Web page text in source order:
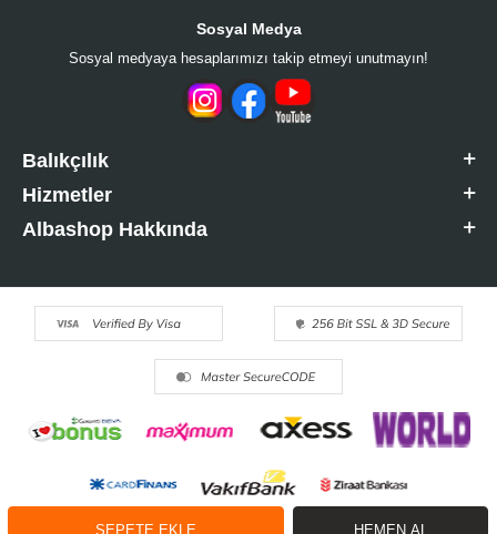
SEPETE EKLE HEMEN AL
Sosyal Medya
Sosyal medyaya hesaplarımızı takip etmeyi unutmayın!
Balıkçılık
Hizmetler
Albashop Hakkında